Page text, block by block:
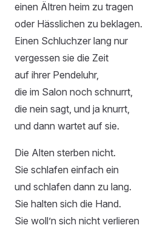
einen Ältren heim zu tragen
oder Hässlichen zu beklagen.
Einen Schluchzer lang nur
vergessen sie die Zeit
auf ihrer Pendeluhr,
die im Salon noch schnurrt,
die nein sagt, und ja knurrt,
und dann wartet auf sie.
Die Alten sterben nicht.
Sie schlafen einfach ein
und schlafen dann zu lang.
Sie halten sich die Hand.
Sie woll’n sich nicht verlieren